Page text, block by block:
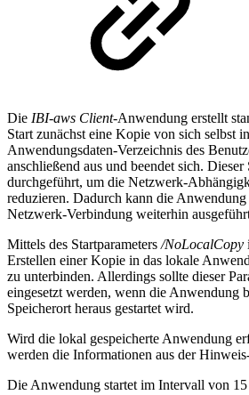
Die IBI-aws Client-Anwendung erstellt
Start zunächst eine Kopie von sich selbst
Anwendungsdaten-Verzeichnis des
anschließend aus und beendet sich.
durchgeführt, um die Netzwerk-
reduzieren. Dadurch kann die
Netzwerk-Verbindung weiterhin
Mittels des Startparameters /NoLocalCopy
Erstellen einer Kopie in das lokale
zu unterbinden. Allerdings sollte dieser
eingesetzt werden, wenn die Anwendung
Speicherort heraus gestartet wird.
Wird die lokal gespeicherte Anwendung
werden die Informationen aus der
Die Anwendung startet im Intervall von 15